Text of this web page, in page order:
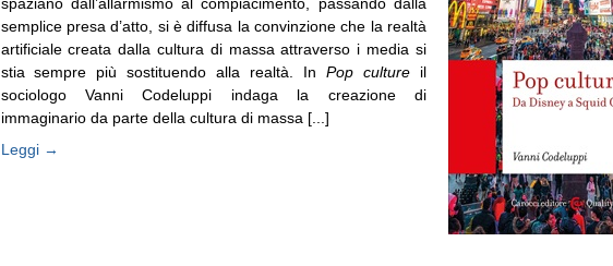
semplice presa d’atto, si è diffusa la convinzione che la realtà
artificiale creata dalla cultura di massa attraverso i media si
stia sempre più sostituendo alla realtà. InPop culture il
sociologo Vanni Codeluppi indaga la creazione di
immaginario da parte della cultura di massa [...]
Leggi →